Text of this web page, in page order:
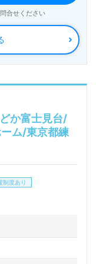
事業を展開され
ONE、旅
で感動をプロデ
えします。ゆっ
体制！ご利用者
力体制、資格支
の研修プログラ
寄り添いたい、
合せください
か富士見台/
ム/東京都練
制度あり